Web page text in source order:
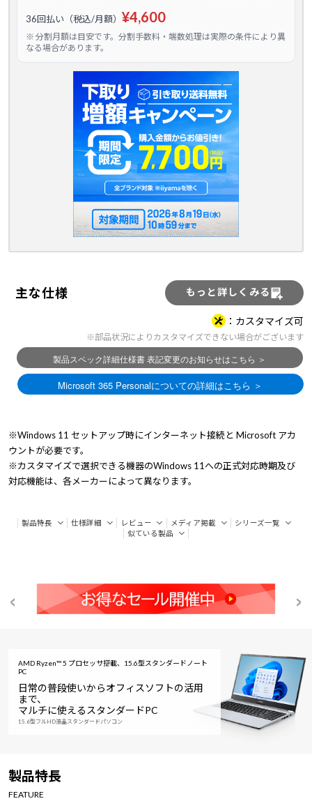
36回払い（税込/月額） ¥4,600
※ 分割月額は目安です。分割手数料・端数処理は実際の条件により異
なる場合があります。
主な仕様 もっと詳しくみる
カスタマイズ可
※部品状況によりカスタマイズできない場合がございます
※Windows 11 セットアップ時にインターネット接続と Microsoft アカ
ウントが必要です。
※カスタマイズで選択できる機器のWindows 11への正式対応時期及び
対応機能は、各メーカーによって異なります。
製品特長 仕様詳細 レビュー メディア掲載
シリーズ一覧
似ている製品
AMD Ryzen™ 5 プロセッサ搭載、15.6型スタンダードノート
PC
日常の普段使いからオフィスソフトの活用
まで、
マルチに使えるスタンダードPC
15.6型フルHD液晶スタンダードパソコン
製品特長
FEATURE